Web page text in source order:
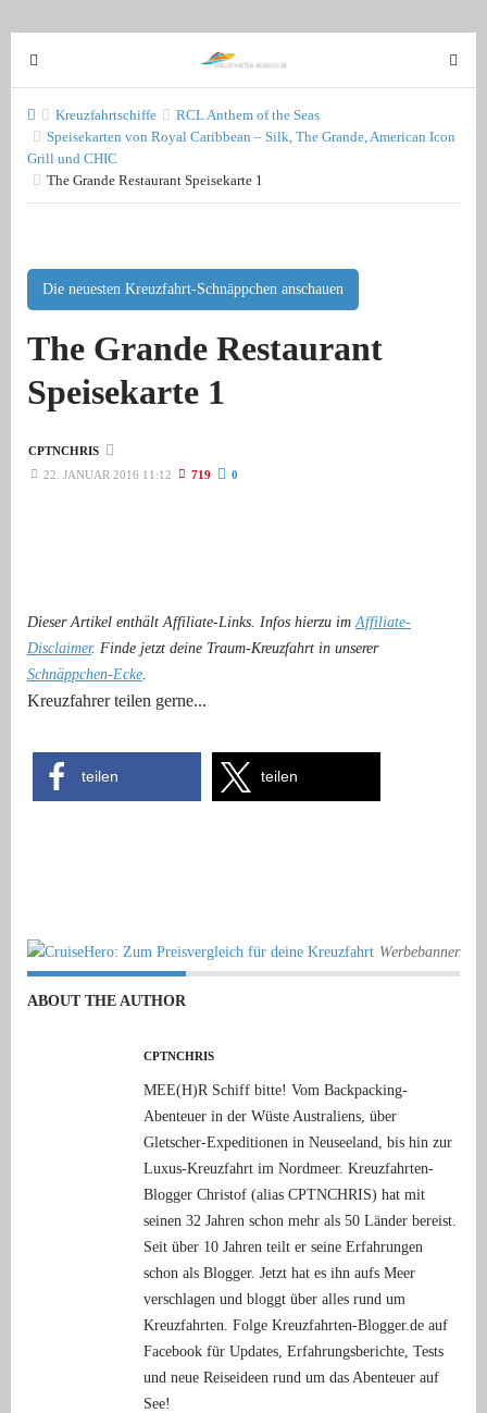
T
o
g
g
l
e
v
a
i
n
T
o
g
Kreuzfahrtschiffe
RCL Anthem of the Seas
Speisekarten von Royal Caribbean – Silk, The Grande, American Icon
Grill und CHIC
The Grande Restaurant Speisekarte 1
Die neuesten Kreuzfahrt-Schnäppchen anschauen
The Grande Restaurant
Speisekarte 1
CPTNCHRIS
22. JANUAR 2016 11:12
719 0
Dieser Artikel enthält Affiliate-Links. Infos hierzu imAffiliate-
Disclaimer. Finde jetzt deine Traum-Kreuzfahrt in unserer
Schnäppchen-Ecke.
Kreuzfahrer teilen gerne...
teilen teilen
Werbebanner
ABOUT THE AUTHOR
CPTNCHRIS
MEE(H)R Schiff bitte! Vom Backpacking-
Abenteuer in der Wüste Australiens, über
Gletscher-Expeditionen in Neuseeland, bis hin zur
Luxus-Kreuzfahrt im Nordmeer. Kreuzfahrten-
Blogger Christof (alias CPTNCHRIS) hat mit
seinen 32 Jahren schon mehr als 50 Länder bereist.
Seit über 10 Jahren teilt er seine Erfahrungen
schon als Blogger. Jetzt hat es ihn aufs Meer
verschlagen und bloggt über alles rund um
Kreuzfahrten. Folge Kreuzfahrten-Blogger.de auf
Facebook für Updates, Erfahrungsberichte, Tests
und neue Reiseideen rund um das Abenteuer auf
See!